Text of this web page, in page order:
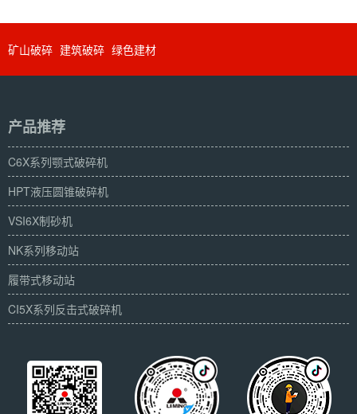
矿山破碎 建筑破碎 绿色建材
产品推荐
C6X系列颚式破碎机
HPT液压圆锥破碎机
VSI6X制砂机
NK系列移动站
履带式移动站
CI5X系列反击式破碎机